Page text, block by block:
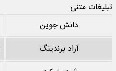
تبلیغات متنی
دانش جوین
آراد برندینگ